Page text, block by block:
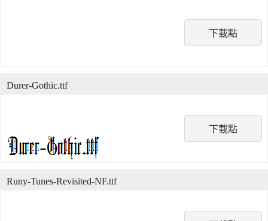
下載點
下載點
Durer-Gothic.ttf
Runy-Tunes-Revisited-NF.ttf